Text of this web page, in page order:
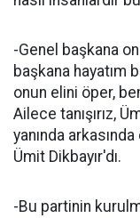
-Genel başkana
başkana hayatım
onun elini öper,
Ailece tanışırız,
yanında
Ümit Dikbayır'dı.
-Bu partinin